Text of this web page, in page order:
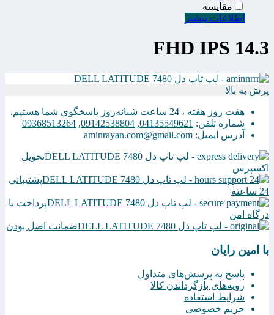
مقایسه
اطلاعات بیشتر
14.3 FHD IPS
پرش به بالا
هفت روز هفته ، 24 ساعت شبانه‌روز پاسخگوی شما هستیم.
شماره تلفن: 04135549621
,
09142538804
,
09368513264
آدرس ایمیل: aminrayan.com@gmail.com
تحویل
اکسپرس
پشتیبانی
24 ساعته
پرداخت با
درگاه امن
ضمانت اصل بودن
با امین رایان
پاسخ به پرسش‌های متداول
رویه‌های بازگرداندن کالا
شرایط استفاده
حریم خصوصی